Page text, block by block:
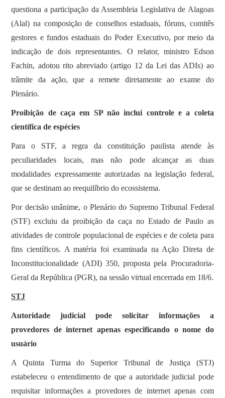
questiona a participação da Assembleia Legislativa de Alagoas
(Alal) na composição de conselhos estaduais, fóruns, comitês
gestores e fundos estaduais do Poder Executivo, por meio da
indicação de dois representantes. O relator, ministro Edson
Fachin, adotou rito abreviado (artigo 12 da Lei das ADIs) ao
trâmite da ação, que a remete diretamente ao exame do
Plenário.
Proibição de caça em SP não inclui controle e a coleta
científica de espécies
Para o STF, a regra da constituição paulista atende às
peculiaridades locais, mas não pode alcançar as duas
modalidades expressamente autorizadas na legislação federal,
que se destinam ao reequilíbrio do ecossistema.
Por decisão unânime, o Plenário do Supremo Tribunal Federal
(STF) excluiu da proibição da caça no Estado de Paulo as
atividades de controle populacional de espécies e de coleta para
fins científicos. A matéria foi examinada na Ação Direta de
Inconstitucionalidade (ADI) 350, proposta pela Procuradoria-
Geral da República (PGR), na sessão virtual encerrada em 18/6.
STJ
Autoridade judicial pode solicitar informações a
provedores de internet apenas especificando o nome do
usuário
A Quinta Turma do Superior Tribunal de Justiça (STJ)
estabeleceu o entendimento de que a autoridade judicial pode
requisitar informações a provedores de internet apenas com